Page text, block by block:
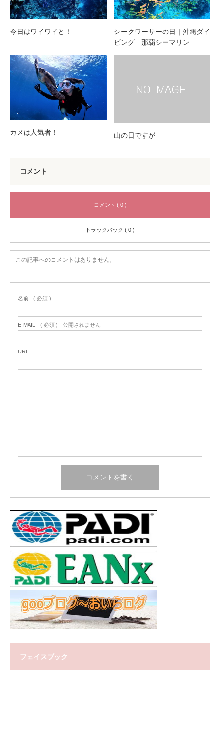
今日はワイワイと！
シークワーサーの日｜沖縄ダイ
ビング 那覇シーマリン
カメは人気者！ 山の日ですが
コメント
コメント ( 0 )
トラックバック ( 0 )
この記事へのコメントはありません。
名前 ( 必須 )
E-MAIL ( 必須 ) - 公開されません -
URL
フェイスブック